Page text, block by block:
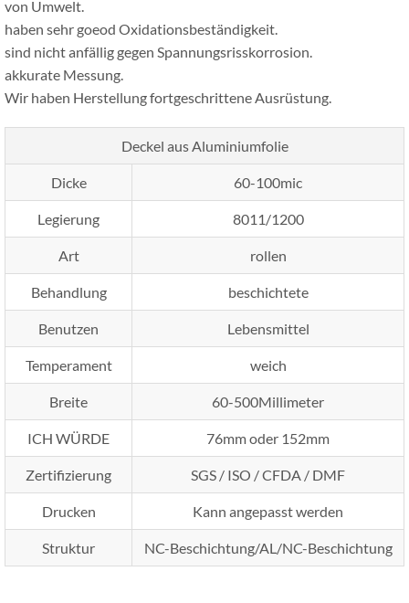
von Umwelt.
haben sehr goeod Oxidationsbeständigkeit.
sind nicht anfällig gegen Spannungsrisskorrosion.
akkurate Messung.
Wir haben Herstellung fortgeschrittene Ausrüstung.
Deckel aus Aluminiumfolie
Dicke 60-100mic
Legierung 8011/1200
Art rollen
Behandlung beschichtete
Benutzen Lebensmittel
Temperament weich
Breite 60-500Millimeter
ICH WÜRDE 76mm oder 152mm
Zertifizierung SGS / ISO / CFDA / DMF
Drucken Kann angepasst werden
Struktur NC-Beschichtung/AL/NC-Beschichtung